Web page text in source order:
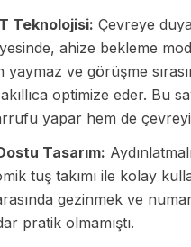
Teknolojisi: Çevreye
ahize bekleme
yaymaz ve görüşme
optimize eder. Bu
yapar hem de
Tasarım:
tuş takımı ile kolay
gezinmek ve
pratik olmamıştı.